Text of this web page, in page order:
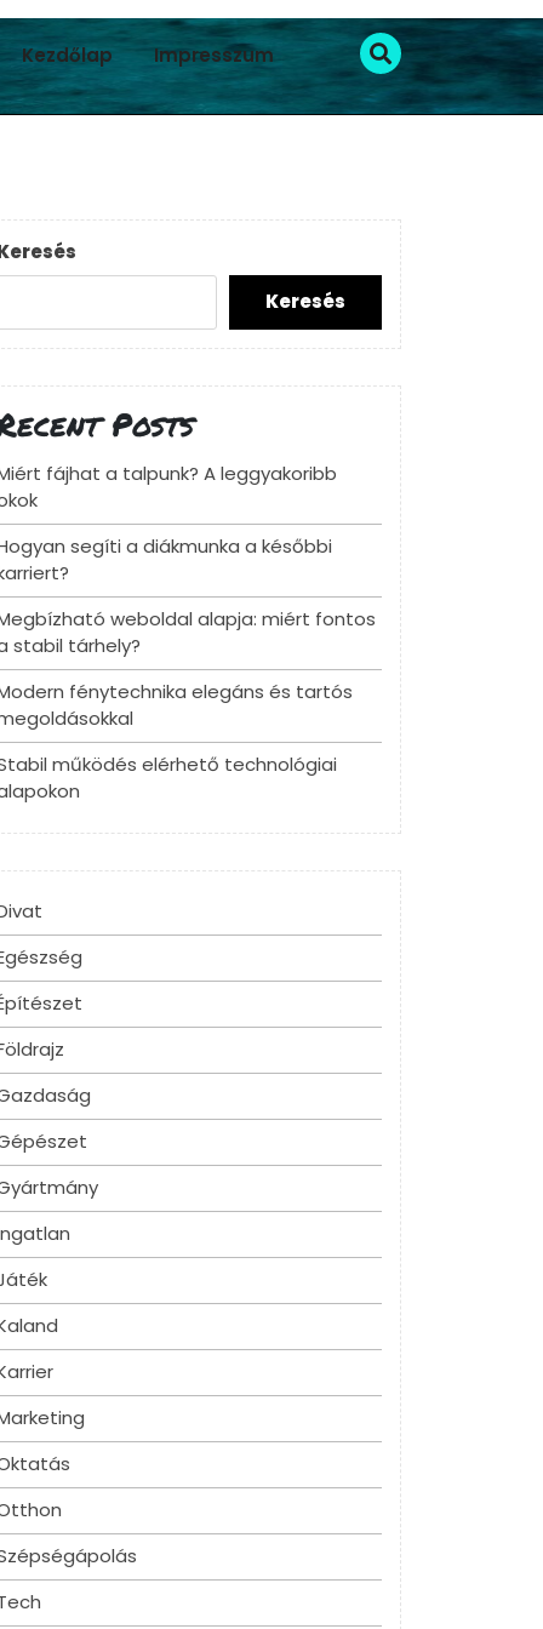
Kezdőlap Impresszum
Keresés
Posts
fájhat a talpunk? A leggyakoribb
segíti a diákmunka a későbbi
weboldal alapja: miért fontos
stabil tárhely?
fénytechnika elegáns és tartós
működés elérhető technológiai